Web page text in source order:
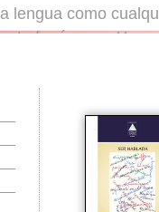
lengua como
fenómeno. Y
lo más esencial de